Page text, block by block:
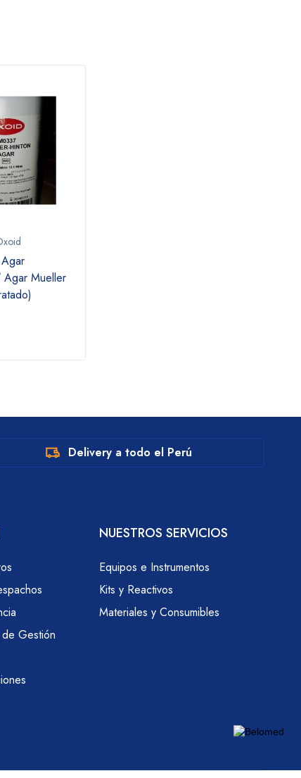
Mueller
Delivery a todo el Perú
Gestión
NUESTROS SERVICIOS
Equipos e Instrumentos
Kits y Reactivos
Materiales y Consumibles